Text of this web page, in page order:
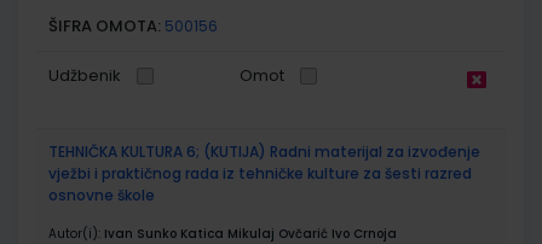
ŠIFRA OMOTA: 500156
Udžbenik Omot
TEHNIČKA KULTURA 6; (KUTIJA) Radni materijal za izvođenje
vježbi i praktičnog rada iz tehničke kulture za šesti razred
osnovne škole
Autor(i): Ivan Sunko Katica Mikulaj Ovčarić Ivo Crnoja